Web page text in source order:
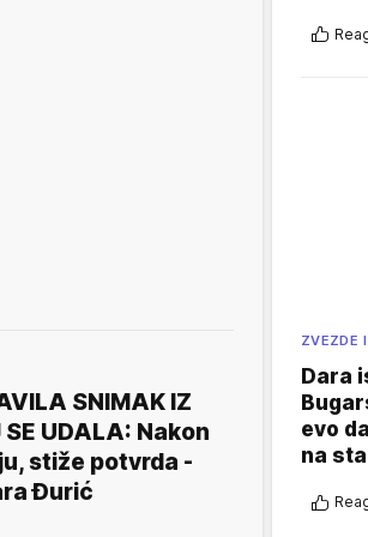
SNIMAK IZ
SE UDALA: Nakon
stiže potvrda -
Đurić
ZVEZDE
Dara
evo
na